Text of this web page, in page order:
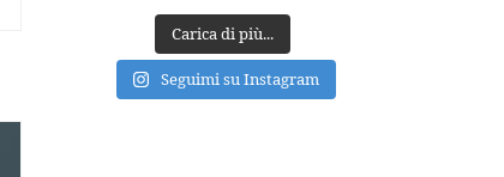
Carica di più...
Seguimi su Instagram